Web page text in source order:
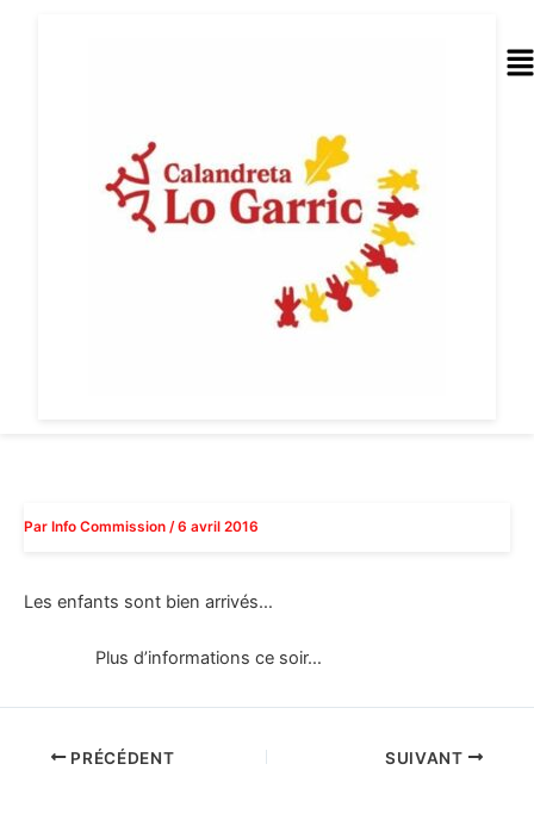
Par Info Commission /6 avril 2016
Les enfants sont bien arrivés…
Plus d’informations ce soir…
PRÉCÉDENT SUIVANT